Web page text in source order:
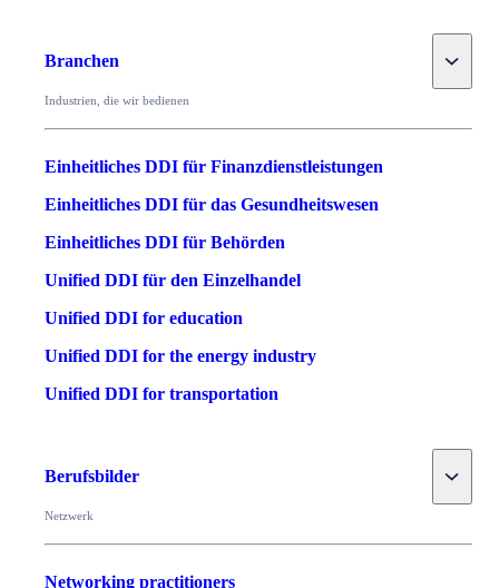
Branchen Toggle
Industrien, die wir bedienen
Einheitliches DDI für Finanzdienstleistungen
Einheitliches DDI für das Gesundheitswesen
Einheitliches DDI für Behörden
Unified DDI für den Einzelhandel
Unified DDI for education
Unified DDI for the energy industry
Unified DDI for transportation
Berufsbilder Toggle
Netzwerk
Networking practitioners